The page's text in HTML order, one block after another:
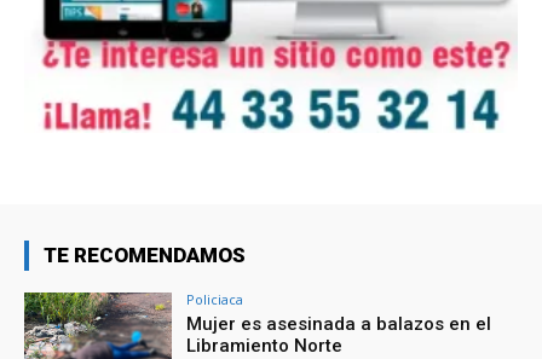
TE RECOMENDAMOS
Policiaca
Mujer es asesinada a balazos en el
Libramiento Norte